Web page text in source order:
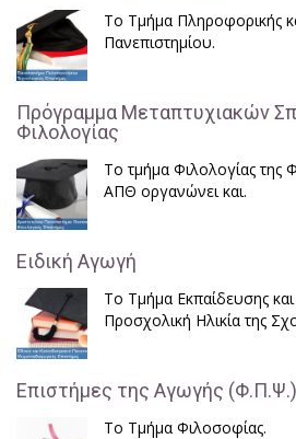
Το Τμήμα Πληροφορικής
Πανεπιστημίου.
Πρόγραμμα Μεταπτυχιακών
Φιλολογίας
Το τμήμα Φιλολογίας της
ΑΠΘ οργανώνει και.
Ειδική Αγωγή
Το Τμήμα Εκπαίδευσης
Προσχολική Ηλικία της
Επιστήμες της Αγωγής (Φ.Π.Ψ.)
Το Τμήμα Φιλοσοφίας.